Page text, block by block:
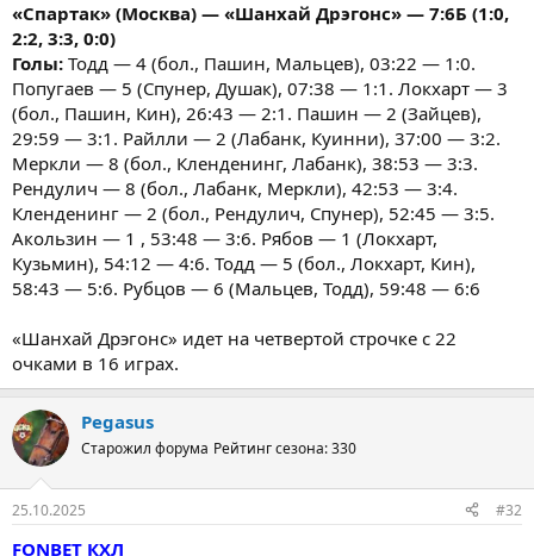
«Спартак» (Москва) — «Шанхай Дрэгонс» — 7:6Б (1:0,
2:2, 3:3, 0:0)
Голы: Тодд — 4 (бол., Пашин, Мальцев), 03:22 — 1:0.
Попугаев — 5 (Спунер, Душак), 07:38 — 1:1. Локхарт — 3
(бол., Пашин, Кин), 26:43 — 2:1. Пашин — 2 (Зайцев),
29:59 — 3:1. Райлли — 2 (Лабанк, Куинни), 37:00 — 3:2.
Меркли — 8 (бол., Кленденинг, Лабанк), 38:53 — 3:3.
Рендулич — 8 (бол., Лабанк, Меркли), 42:53 — 3:4.
Кленденинг — 2 (бол., Рендулич, Спунер), 52:45 — 3:5.
Акользин — 1 , 53:48 — 3:6. Рябов — 1 (Локхарт,
Кузьмин), 54:12 — 4:6. Тодд — 5 (бол., Локхарт, Кин),
58:43 — 5:6. Рубцов — 6 (Мальцев, Тодд), 59:48 — 6:6
«Шанхай Дрэгонс» идет на четвертой строчке с 22
очками в 16 играх.
Pegasus
Старожил форума Рейтинг сезона: 330
25.10.2025 #32
FONBET КХЛ